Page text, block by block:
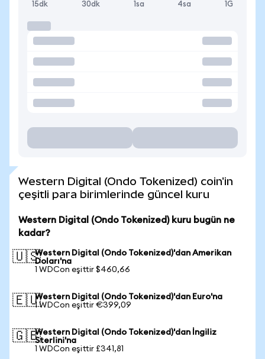
15dk 30dk 1sa 4sa 1G
Western Digital (Ondo Tokenized) coin'in
çeşitli para birimlerinde güncel kuru
Western Digital (Ondo Tokenized) kuru bugün ne
kadar?
🇺🇸Western Digital (Ondo Tokenized)'dan Amerikan
Doları'na
1 WDCon eşittir $460,66
🇪🇺Western Digital (Ondo Tokenized)'dan Euro'na
1 WDCon eşittir €399,09
🇬🇧Western Digital (Ondo Tokenized)'dan İngiliz
Sterlini'na
1 WDCon eşittir £341,81